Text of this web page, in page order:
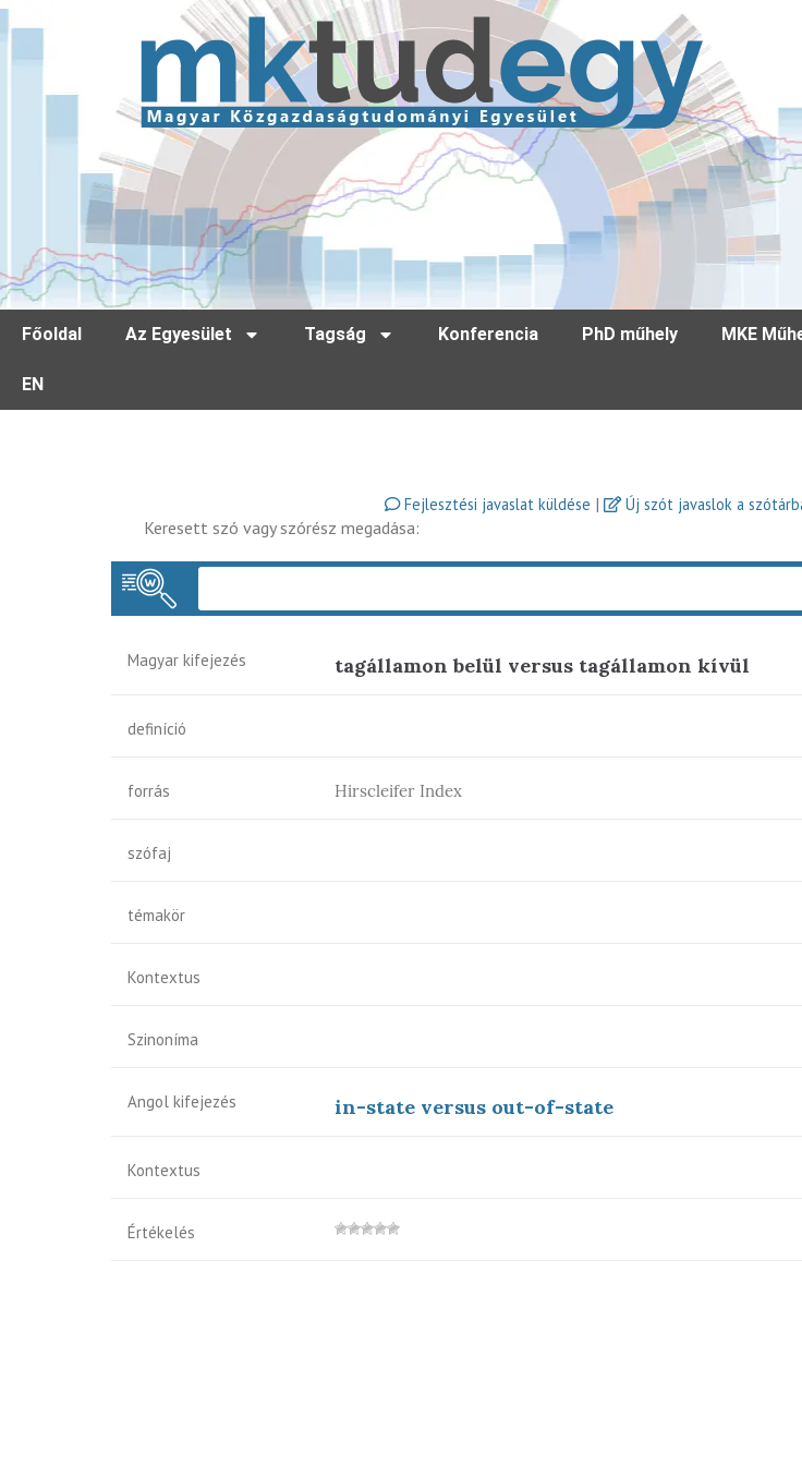
Főoldal Az Egyesület Tagság Konferencia PhD műhely MKE
EN
Fejlesztési javaslat küldése | Új szót javaslok a
Keresett szó vagy szórész megadása:
Magyar kifejezés tagállamon belül versus tagállamon kívül
definíció
forrás Hirscleifer Index
szófaj
témakör
Kontextus
Szinoníma
Angol kifejezés in-state versus out-of-state
Kontextus
Értékelés